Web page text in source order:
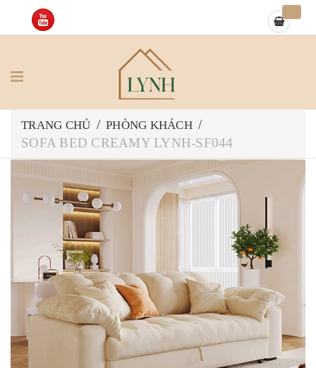
TRANG CHỦ / PHÒNG KHÁCH /
SOFA BED CREAMY LYNH-SF044